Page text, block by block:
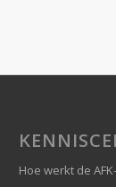
Hoe werkt de